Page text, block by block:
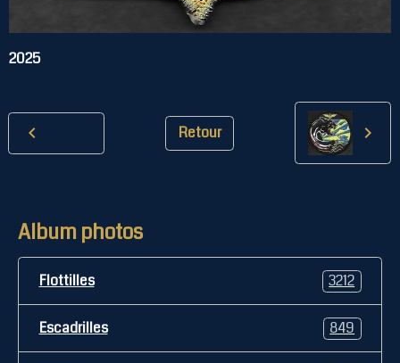
2025
Retour
Album photos
Flottilles 3212
Escadrilles 849